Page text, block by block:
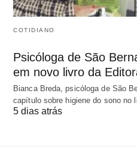
COTIDIANO
Psicóloga de São
em novo livro da
Bianca Breda, psicóloga de São
capítulo sobre higiene do sono no
5 dias atrás